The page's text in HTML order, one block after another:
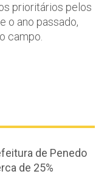
prioritários pelos
o ano passado,
campo.
de Penedo
de 25%